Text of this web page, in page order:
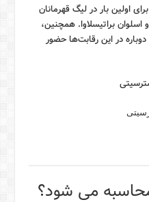
اولین بار در لیگ قهرمانان
اسلوان براتیسلاوا. همچنین،
در این رقابت‌ها حضور